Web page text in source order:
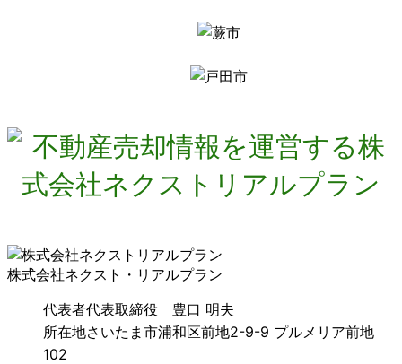
株式会社ネクスト・リアルプラン
代表者代表取締役 豊口 明夫
所在地さいたま市浦和区前地2-9-9 プルメリア前地
102